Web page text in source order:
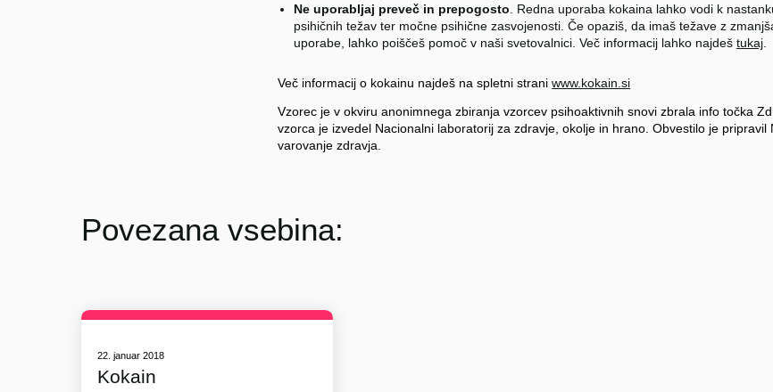
Ne uporabljaj preveč in prepogosto . Redna uporaba kokaina lahko vodi k
psihičnih težav ter močne psihične zasvojenosti. Če opaziš, da imaš težave z
uporabe, lahko poiščeš pomoč v naši svetovalnici. Več informacij lahko najdeš tukaj.
Več informacij o kokainu najdeš na spletni straniwww.kokain.si
Vzorec je v okviru anonimnega zbiranja vzorcev psihoaktivnih snovi zbrala info točka
vzorca je izvedel Nacionalni laboratorij za zdravje, okolje in hrano. Obvestilo je pripravil
varovanje zdravja.
Povezana vsebina:
22. januar 2018
Kokain